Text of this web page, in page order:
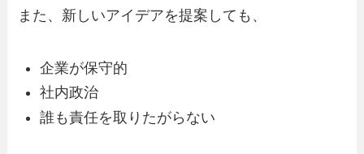
また、新しいアイデアを提案しても、
企業が保守的
社内政治
誰も責任を取りたがらない